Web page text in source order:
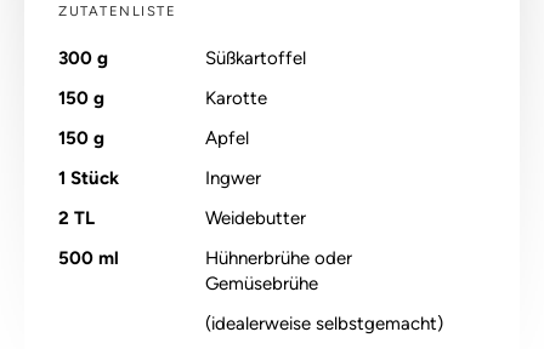
ZUTATENLISTE
300 g
Süßkartoffel
150 g
Karotte
150 g
Apfel
1 Stück
Ingwer
2 TL
Weidebutter
500 ml
Hühnerbrühe oder
Gemüsebrühe
(idealerweise selbstgemacht)